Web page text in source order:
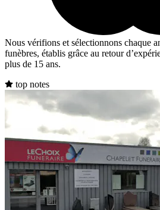
Nous vérifions et sélectionnons chaque
funèbres, établis grâce au retour
plus de 15 ans.
top notes